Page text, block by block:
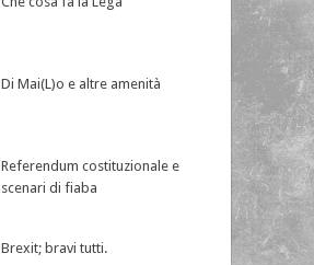
Di Mai(L)o e altre amenità
Referendum costituzionale e
scenari di fiaba
Brexit; bravi tutti.